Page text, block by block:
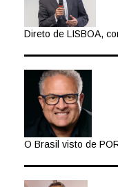
Direto de LISBOA,
O Brasil visto de